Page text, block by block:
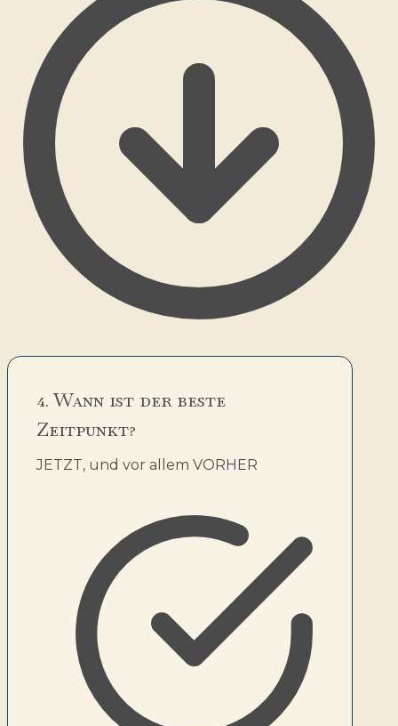
4. Wann ist der beste
Zeitpunkt?
JETZT, und vor allem VORHER